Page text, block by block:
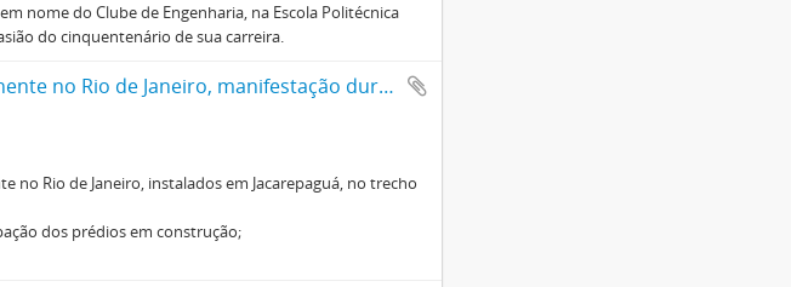
nome do Clube de Engenharia, na Escola Politécnica
do cinquentenário de sua carreira.
A situação dos desabrigados após enchente no Rio de Janeiro, manifestação durante a tentativa de ocupação dos prédios em construção, José Stédile e 01 álbum
no Rio de Janeiro, instalados em Jacarepaguá, no trecho
dos prédios em construção;